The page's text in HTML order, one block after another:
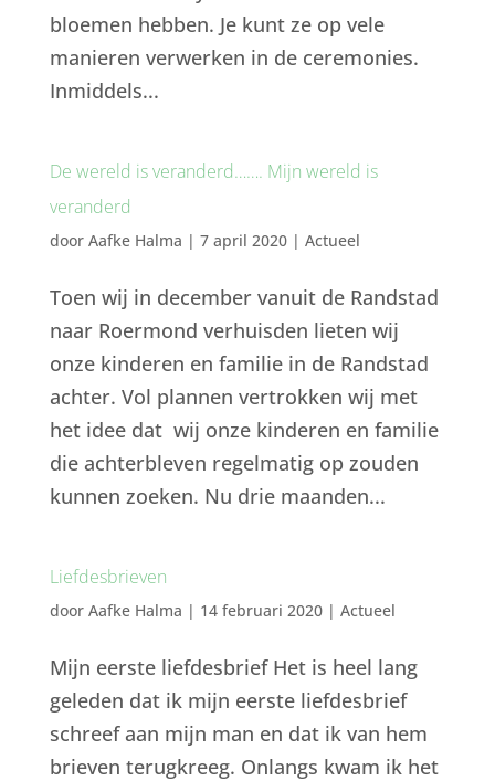
bloemen hebben. Je kunt ze op vele
manieren verwerken in de ceremonies.
Inmiddels...
De wereld is veranderd……. Mijn wereld is
veranderd
door Aafke Halma | 7 april 2020 | Actueel
Toen wij in december vanuit de Randstad
naar Roermond verhuisden lieten wij
onze kinderen en familie in de Randstad
achter. Vol plannen vertrokken wij met
het idee dat wij onze kinderen en familie
die achterbleven regelmatig op zouden
kunnen zoeken. Nu drie maanden...
Liefdesbrieven
door Aafke Halma | 14 februari 2020 | Actueel
Mijn eerste liefdesbrief Het is heel lang
geleden dat ik mijn eerste liefdesbrief
schreef aan mijn man en dat ik van hem
brieven terugkreeg. Onlangs kwam ik het